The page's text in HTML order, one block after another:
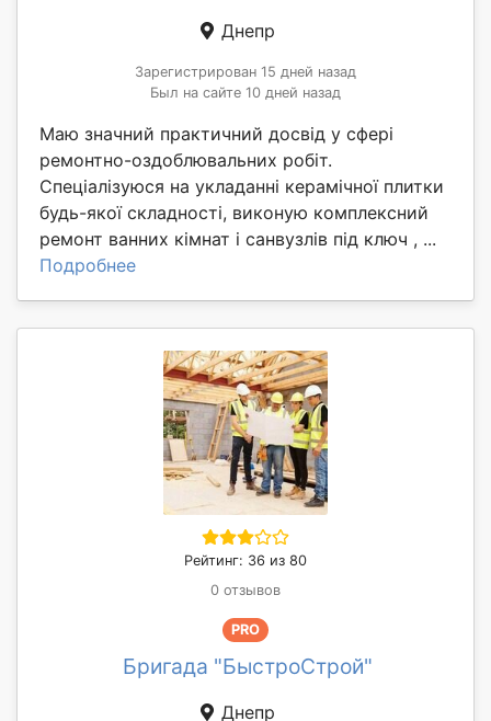
Днепр
Зарегистрирован 15 дней назад
Был на сайте 10 дней назад
Маю значний практичний досвід у сфері
ремонтно-оздоблювальних робіт.
Спеціалізуюся на укладанні керамічної плитки
будь-якої складності, виконую комплексний
ремонт ванних кімнат і санвузлів під ключ , ...
Подробнее
Рейтинг: 36 из 80
0 отзывов
PRO
Бригада "БыстроСтрой"
Днепр